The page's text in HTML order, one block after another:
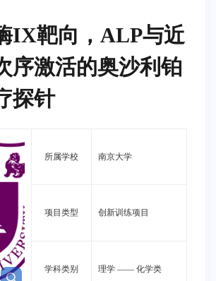
IX靶向，ALP与近
序激活的奥沙利铂
探针
所属学校 南京大学
项目类型 创新训练项目
学科类别 理学 ——化学类